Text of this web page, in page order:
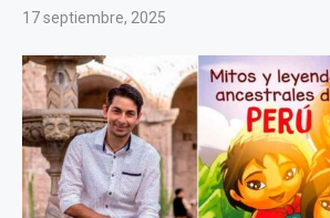
17 septiembre, 2025